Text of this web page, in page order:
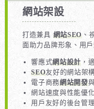
網站架設
打造兼具 網站SEO 、
面助力品牌形象、用
響應式網站設計 ，
SEO友好的網站架
電子商務網站開發
網站速度與性能優
用戶友好的後台管理